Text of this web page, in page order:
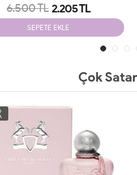
6.500 TL 2.205 TL
SEPETE EKLE
Çok